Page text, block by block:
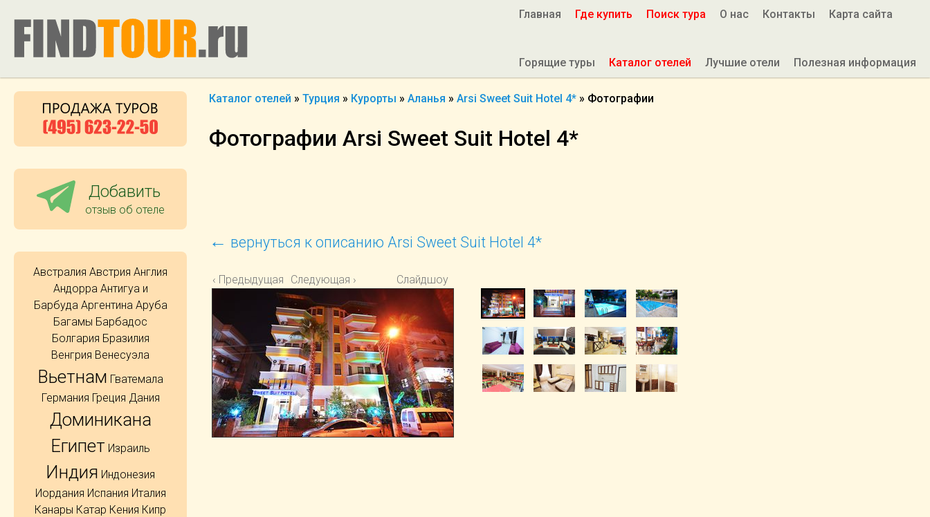
Главная Где купить Поиск тура О нас Контакты Карта сайта
Горящие туры Каталог отелей Лучшие отели Полезная информация
Каталог отелей » Турция » Курорты » Аланья » Arsi Sweet Suit Hotel 4* » Фотографии
Фотографии Arsi Sweet Suit Hotel 4*
← вернуться к описанию Arsi Sweet Suit Hotel 4*
‹ Предыдущая Следующая › Слайдшоу
Добавить
отзыв об отеле
Австралия Австрия Англия
Андорра Антигуа и
Барбуда Аргентина Аруба
Багамы Барбадос
Болгария Бразилия
Венгрия Венесуэла
Вьетнам Гватемала
Германия Греция Дания
Доминикана
Египет Израиль
Индия Индонезия
Иордания Испания Италия
Канары Катар Кения Кипр